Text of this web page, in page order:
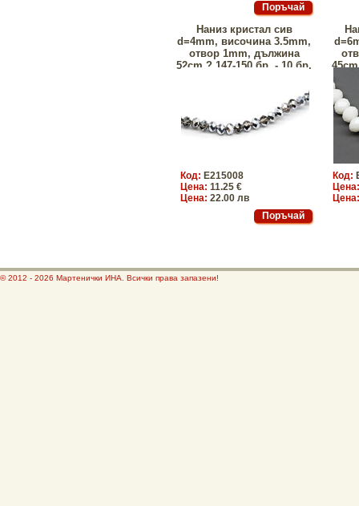
Наниз кристал сив
d=4mm, височина 3.5mm,
отвор 1mm, дължина
52сm ? 147-150 бр. - 10 бр.
Код: E215008
Цена: 11.25 €
Цена: 22.00 лв
Код:
© 2012 - 2026 Мартенички ИНА. Всички права запазени!